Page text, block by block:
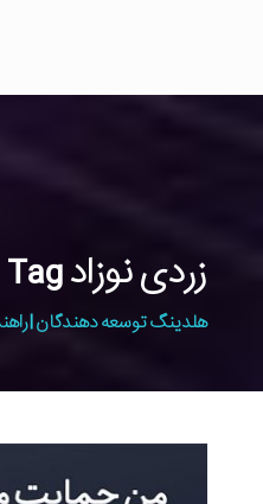
زردی نوزاد Tag
هلدینگ توسعه دهندگان |